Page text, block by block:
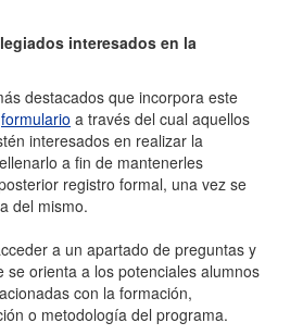
interesados en la
destacados que incorpora este
formulario a través del cual aquellos
interesados en realizar la
a fin de mantenerles
registro formal, una vez se
del mismo.
a un apartado de preguntas y
se orienta a los potenciales alumnos
con la formación,
o metodología del programa.